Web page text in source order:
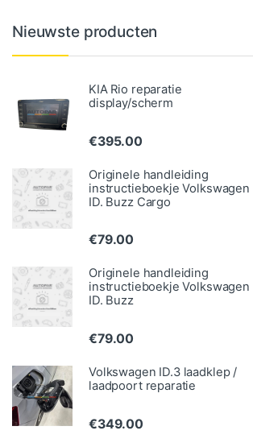
Nieuwste producten
KIA Rio reparatie
display/scherm
€395.00
Originele handleiding
instructieboekje Volkswagen
ID. Buzz Cargo
€79.00
Originele handleiding
instructieboekje Volkswagen
ID. Buzz
€79.00
Volkswagen ID.3 laadklep /
laadpoort reparatie
€349.00